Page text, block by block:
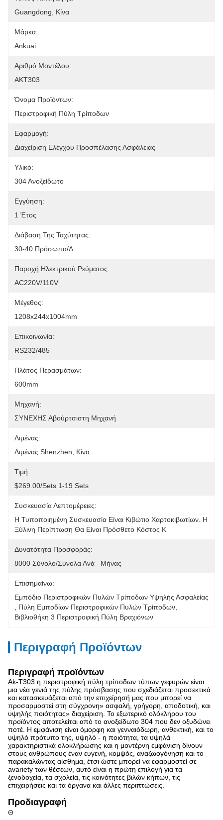
Guangdong, Κίνα
Μάρκα:
Ankuai
Αριθμό Μοντέλου:
AKT303
Όνομα Προϊόντων:
Περιστροφική Πύλη Τρίποδων
Εφαρμογή:
Διαχείριση Ελέγχου Προσπέλασης Ασφάλειας
Υλικό:
304 Ανοξείδωτο
Εγγύηση:
1 Έτος
Διάβαση Της Ταχύτητας:
30-40 Πρόσωπα/λ.
Παροχή Ηλεκτρικού Ρεύματος:
AC220V/110V
Μέγεθος:
1208x244x1004mm
Επικοινωνία:
RS232/485
Πλάτος Περασμάτων:
600mm
Μηχανή:
ΣΥΝΕΧΗΣ Αβούρτσιστη Μηχανή
Λιμένας:
Λιμένας Shenzhen, Κίνα
Τιμή:
$269.00/sets 1-19 Sets
Συσκευασία Λεπτομέρειες:
Η Τυποποιημένη Συσκευασία Είναι Κιβώτιο Χαρτοκιβωτίων. Η
Ξύλινη Περίπτωση Θα Είναι Πρόσθετο Κόστος Κ
Δυνατότητα Προσφοράς:
8000 Σύνολο/σύνολα Ανά   Μήνας
Επισημαίνω:
Εμπόδιο Περιστροφικών Πυλών Τρίποδων Υψηλής Ασφαλείας
Πύλη Εμποδίων Περιστροφικών Πυλών Τρίποδων
Βιβλιοθήκη 3 Περιστροφική Πύλη Βραχιόνων
Περιγραφή Προϊόντων
Περιγραφή προϊόντων
Ak-T303 η περιστροφική πύλη τρίποδων τύπων γεφυρών είναι
μια νέα γενιά της πύλης πρόσβασης που σχεδιάζεται προσεκτικά
και κατασκευάζεται από την επιχείρησή μας που μπορεί να
προσαρμοστεί στη σύγχρονη» ασφαλή, γρήγορη, αποδοτική, και
υψηλής ποιότητας» διαχείριση. Το εξωτερικό ολόκληρου του
προϊόντος αποτελείται από το ανοξείδωτο 304 που δεν οξυδώνει
ποτέ. Η εμφάνιση είναι όμορφη και γενναιόδωρη, ανθεκτική, και το
υψηλό πρότυπο της, υψηλό - η ποιότητα, τα υψηλά
χαρακτηριστικά ολοκλήρωσης και η μοντέρνη εμφάνιση δίνουν
στους ανθρώπους έναν ευγενή, κομψός, αναζωογόνηση και το
παρακαλώντας αίσθημα, έτσι ώστε μπορεί να εφαρμοστεί σε
avariety των θέσεων, αυτό είναι η πρώτη επιλογή για τα
ξενοδοχεία, τα σχολεία, τις κοινότητες βιλών κήπων, τις
επιχειρήσεις και τα όργανα και άλλες περιπτώσεις.
Προδιαγραφή
Θ